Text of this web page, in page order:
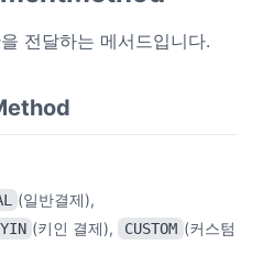
전달하는 메서드입니다.
(일반결제),
(키인 결제), CUSTOM (커스텀